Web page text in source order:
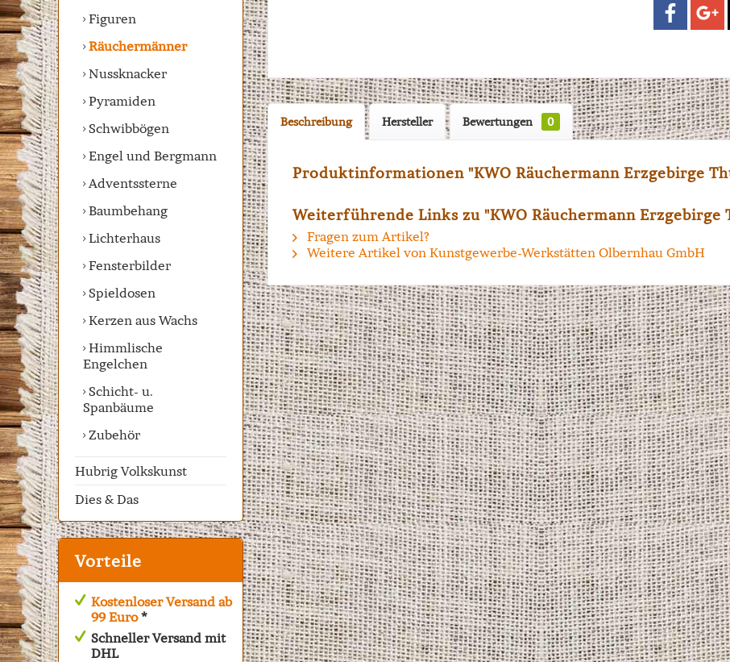
Figuren
Räuchermänner
Nussknacker
Pyramiden
Schwibbögen
Engel und Bergmann
Adventssterne
Baumbehang
Lichterhaus
Fensterbilder
Spieldosen
Kerzen aus Wachs
Himmlische
Engelchen
Schicht- u.
Spanbäume
Zubehör
Hubrig Volkskunst
Dies & Das
Vorteile
Kostenloser Versand ab
99 Euro*
Schneller Versand mit
DHL
Beschreibung Hersteller Bewertungen 0
Produktinformationen "KWO Räuchermann Erzgebirge
Weiterführende Links zu "KWO Räuchermann
Fragen zum Artikel?
Weitere Artikel von Kunstgewerbe-Werkstätten Olbernhau GmbH